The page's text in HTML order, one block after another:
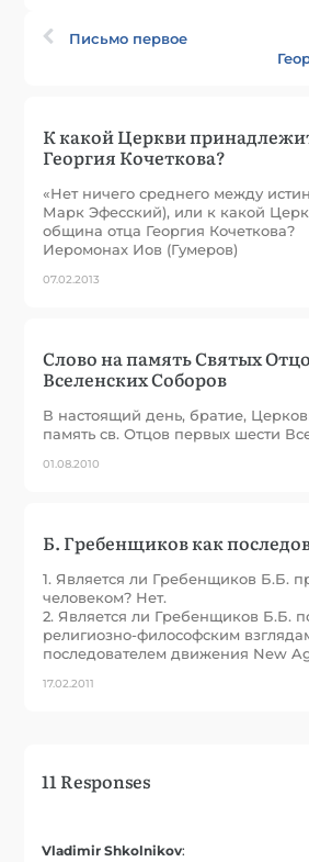
Письмо первое
К какой Церкви
Георгия Кочеткова?
«Нет ничего среднего между
Марк Эфесский), или к какой
община отца Георгия Кочеткова?
Иеромонах Иов (Гумеров)
07.02.2013
Слово на память Святых
Вселенских Соборов
В настоящий день, братие,
память св. Отцов первых шести
01.08.2010
Б. Гребенщиков как
1. Является ли Гребенщиков Б.Б.
человеком? Нет.
2. Является ли Гребенщиков Б.Б.
религиозно-философским
последователем движения New
17.02.2011
11 Responses
Vladimir Shkolnikov: